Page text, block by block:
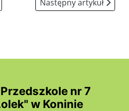
Następny artykuł
nr 7
w Koninie